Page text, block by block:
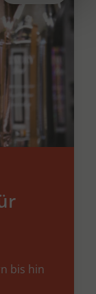
bis hin